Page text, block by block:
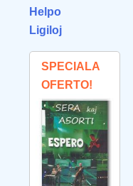
Helpo
Ligiloj
SPECIALA
OFERTO!